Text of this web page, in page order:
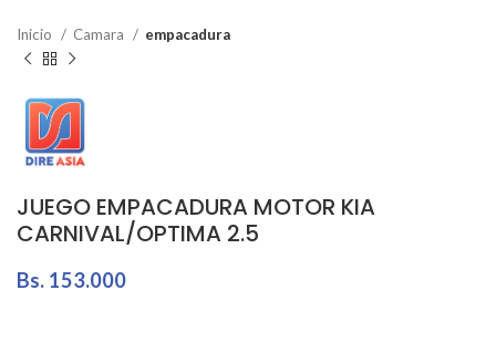
Inicio Camara empacadura
JUEGO EMPACADURA MOTOR KIA
CARNIVAL/OPTIMA 2.5
Bs. 153.000